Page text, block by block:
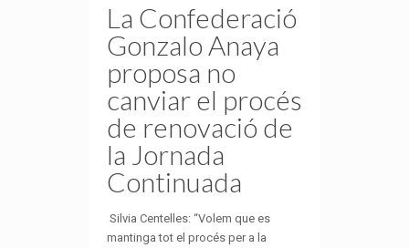
La Confederació
Gonzalo Anaya
proposa no
canviar el procés
de renovació de
la Jornada
Continuada
Silvia Centelles: “Volem que es
mantinga tot el procés per a la